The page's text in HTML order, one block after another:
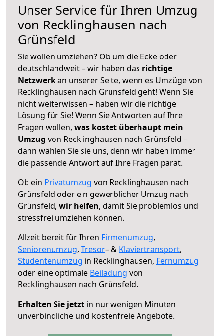
Unser Service für Ihren Umzug
von Recklinghausen nach
Grünsfeld
Sie wollen umziehen? Ob um die Ecke oder
deutschlandweit – wir haben das richtige
Netzwerkan unserer Seite, wenn es Umzüge von
Recklinghausen nach Grünsfeld geht! Wenn Sie
nicht weiterwissen – haben wir die richtige
Lösung für Sie! Wenn Sie Antworten auf Ihre
Fragen wollen, was kostet überhaupt mein
Umzug von Recklinghausen nach Grünsfeld –
dann wählen Sie sie uns, denn wir haben immer
die passende Antwort auf Ihre Fragen parat.
Ob ein Privatumzug von Recklinghausen nach
Grünsfeld oder ein gewerblicher Umzug nach
Grünsfeld, wir helfen, damit Sie problemlos und
stressfrei umziehen können.
Allzeit bereit für Ihren Firmenumzug,
Seniorenumzug, Tresor– & Klaviertransport,
Studentenumzug in Recklinghausen, Fernumzug
oder eine optimale Beiladung von
Recklinghausen nach Grünsfeld.
Erhalten Sie jetzt in nur wenigen Minuten
unverbindliche und kostenfreie Angebote.